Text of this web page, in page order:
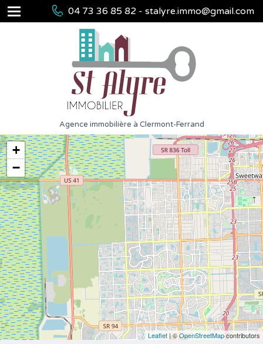
04 73 36 85 82 - stalyre.immo@gmail.com
Agence immobilière à Clermont-Ferrand
+
−
Leaflet| ©OpenStreetMapcontributors